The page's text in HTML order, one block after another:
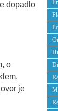
dopadlo
o
je